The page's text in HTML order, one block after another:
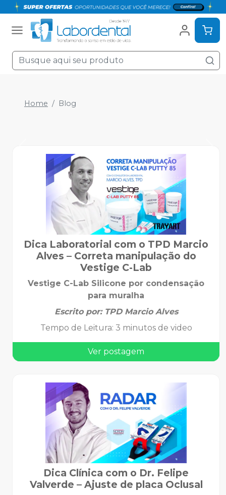
Home Blog
Dica Laboratorial com o TPD Marcio
Alves – Correta manipulação do
Vestige C-Lab
Vestige C-Lab Silicone por condensação
para muralha
Escrito por: TPD Marcio Alves
Tempo de Leitura: 3 minutos de video
Ver postagem
Dica Clínica com o Dr. Felipe
Valverde – Ajuste de placa Oclusal